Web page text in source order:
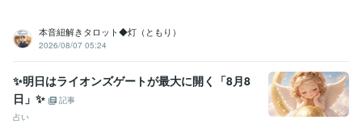
本音紐解きタロット◆灯（ともり）
2026/08/07 05:24
✨明日はライオンズゲートが最大に開く「8月8
日」✨
記事
占い